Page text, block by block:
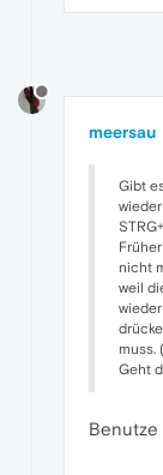
meersau
Gibt
nicht
weil
muss.
Geht
Benutze